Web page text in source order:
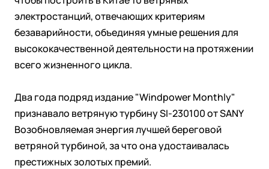
электростанций, отвечающих критериям
безаварийности, объединяя умные решения для
высококачественной деятельности на протяжении
всего жизненного цикла.
Два года подряд издание "Windpower Monthly"
признавало ветряную турбину SI-230100 от SANY
Возобновляемая энергия лучшей береговой
ветряной турбиной, за что она удостаивалась
престижных золотых премий.